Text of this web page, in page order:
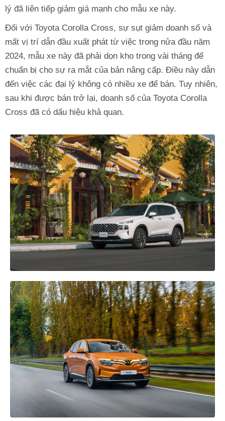
lý đã liên tiếp giảm giá mạnh cho mẫu xe này.
Đối với Toyota Corolla Cross, sự sụt giảm doanh số và
mất vị trí dẫn đầu xuất phát từ việc trong nửa đầu năm
2024, mẫu xe này đã phải dọn kho trong vài tháng để
chuẩn bị cho sự ra mắt của bản nâng cấp. Điều này dẫn
đến việc các đại lý không có nhiều xe để bán. Tuy nhiên,
sau khi được bán trở lại, doanh số của Toyota Corolla
Cross đã có dấu hiệu khả quan.